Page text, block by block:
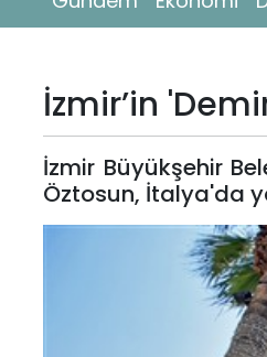
Yaşam
Kültür
Sanat
İzmir’in
İzmir Büyükşehir
Öztosun, İtalya'da